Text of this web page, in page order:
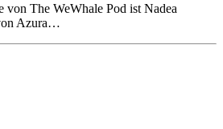
von The WeWhale Pod ist Nadea
Azura…